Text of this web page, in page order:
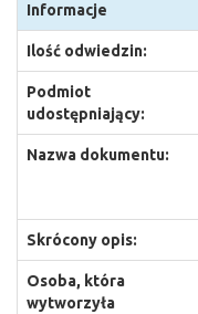
Informacje
Ilość odwiedzin:
Podmiot
udostępniający:
Nazwa dokumentu:
Skrócony opis:
Osoba, która
wytworzyła